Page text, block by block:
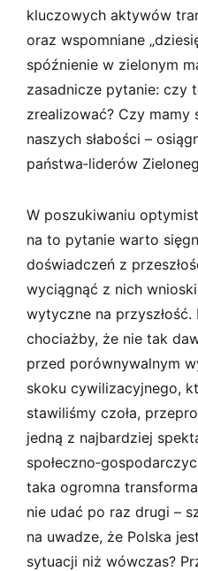
kluczowych aktywów
oraz wspomniane
spóźnienie w zielonym
zasadnicze pytanie: czy
zrealizować? Czy mamy
naszych słabości –
państwa­‑liderów
W poszukiwaniu
na to pytanie warto
doświadczeń z
wyciągnąć z nich
wytyczne na
chociażby, że nie tak
przed porównywalnym
skoku cywilizacyjnego,
stawiliśmy czoła,
jedną z najbardziej
taka ogromna
nie udać po raz drugi –
na uwadze, że Polska
sytuacji niż wówczas?